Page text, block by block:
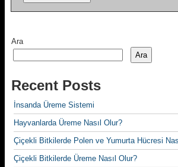
Ara
Ara
Recent Posts
İnsanda Üreme Sistemi
Hayvanlarda Üreme Nasıl Olur?
Çiçekli Bitkilerde Polen ve Yumurta Hücresi
Çiçekli Bitkilerde Üreme Nasıl Olur?